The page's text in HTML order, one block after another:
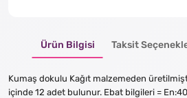
Ürün Bilgisi Taksit
Kumaş dokulu Kağıt malzemeden
içinde 12 adet bulunur. Ebat bilgileri =